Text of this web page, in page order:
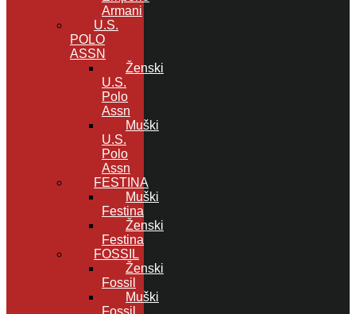
Armani
U.S.
POLO
ASSN
Ženski
U.S.
Polo
Assn
Muški
U.S.
Polo
Assn
FESTINA
Muški
Festina
Ženski
Festina
FOSSIL
Ženski
Fossil
Muški
Fossil